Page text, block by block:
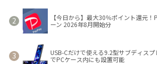
【今日から】最大30％ポイント還元
ーン 2026年8月開始分
USB-Cだけで使える9.2型サブディス
でPCケース内にも設置可能